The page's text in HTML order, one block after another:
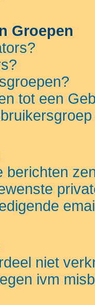
Groepen
tot een
berichten
niet
ivm